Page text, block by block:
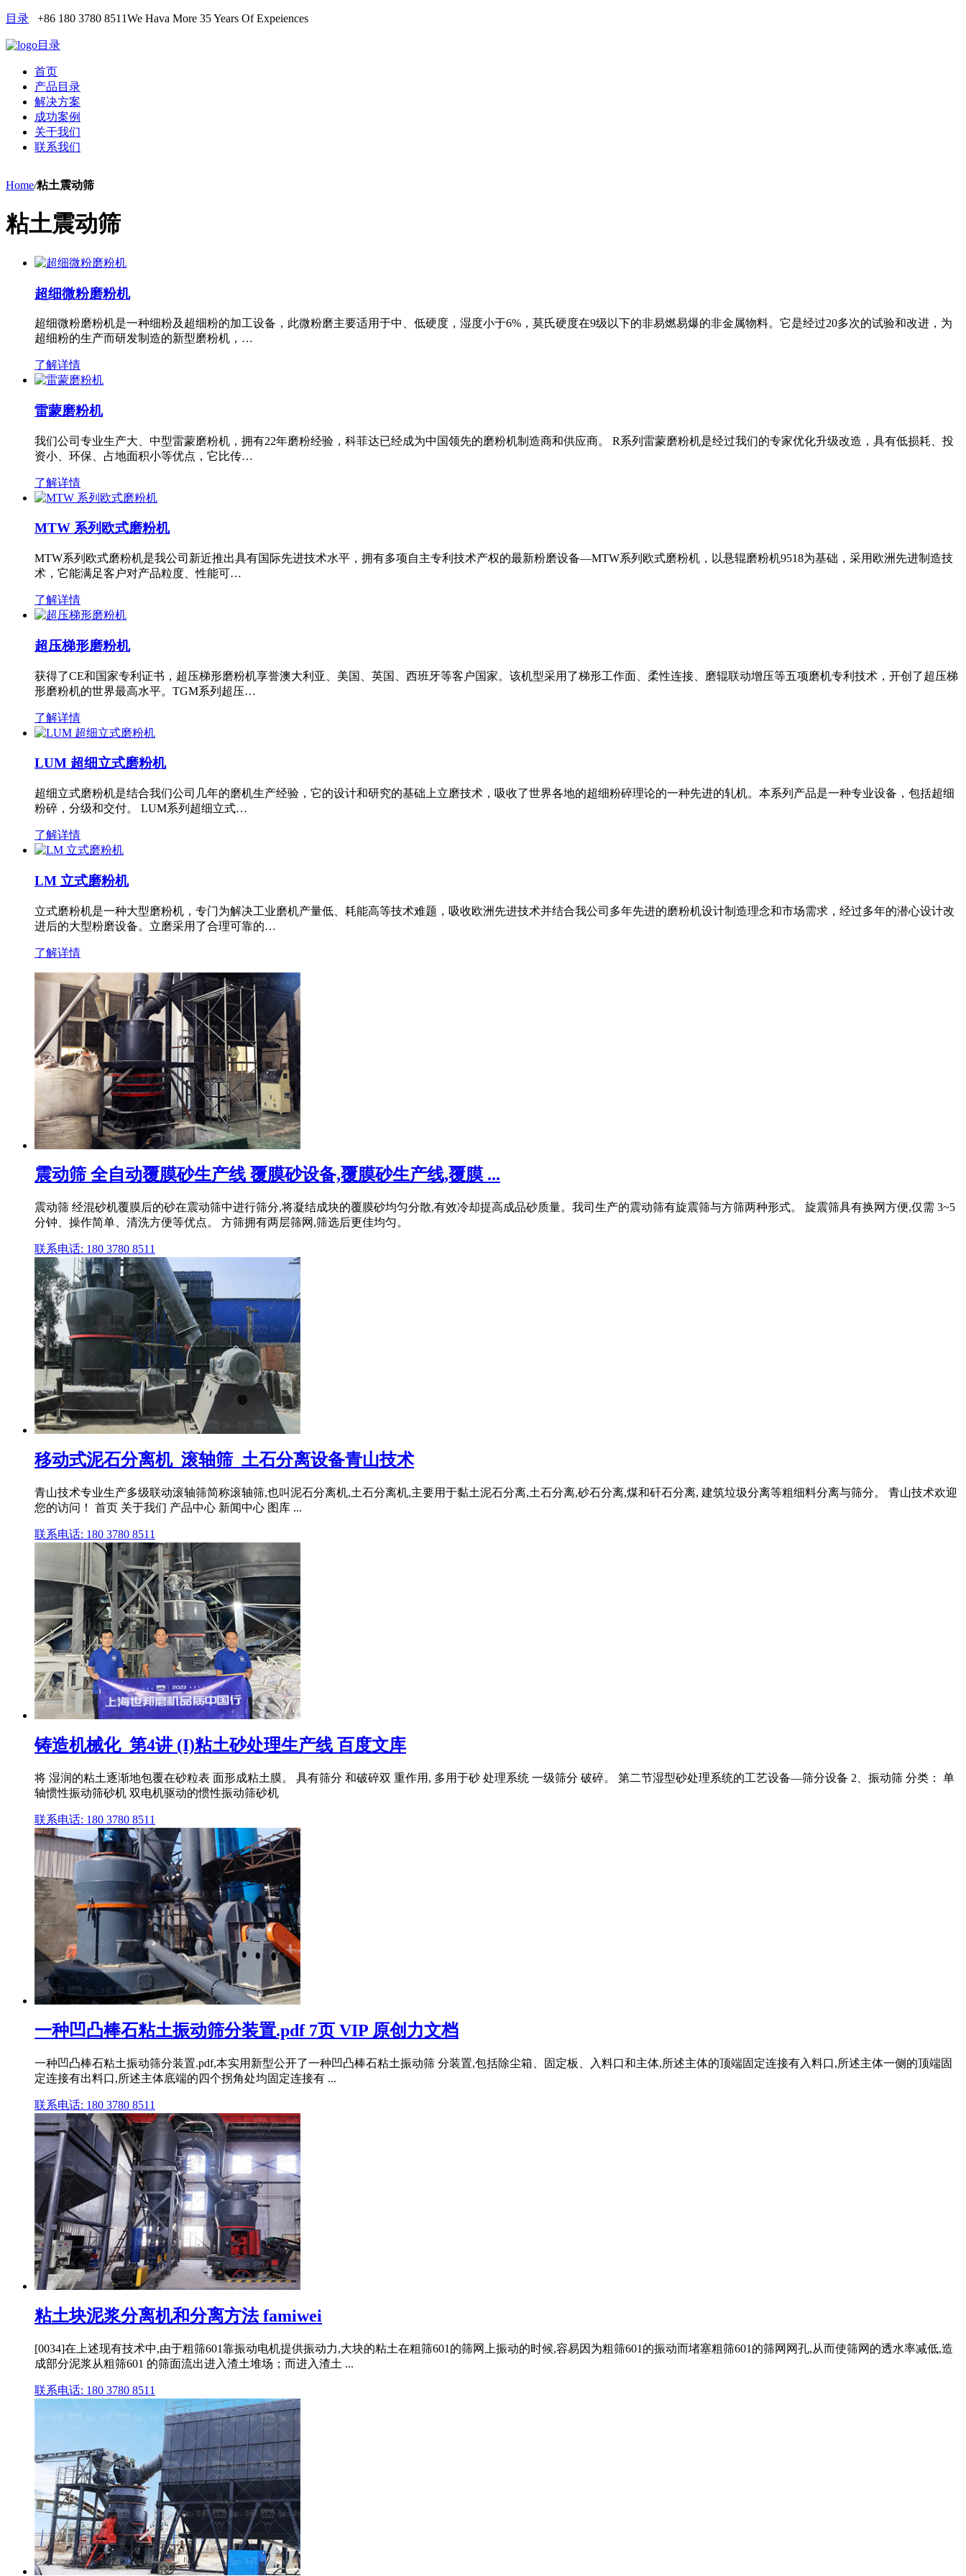
目录 +86 180 3780 8511We Hava More 35 Years Of Expeiences
目录
首页
产品目录
解决方案
成功案例
关于我们
联系我们
Home/粘土震动筛
粘土震动筛
超细微粉磨粉机
超细微粉磨粉机是一种细粉及超细粉的加工设备，此微粉磨主要适用于中、低硬度，湿度小于6%，莫氏硬度在9级以下的非易燃易爆的非金属物料。它是经过20多次的试验和改进，为
超细粉的生产而研发制造的新型磨粉机，…
了解详情
雷蒙磨粉机
我们公司专业生产大、中型雷蒙磨粉机，拥有22年磨粉经验，科菲达已经成为中国领先的磨粉机制造商和供应商。 R系列雷蒙磨粉机是经过我们的专家优化升级改造，具有低损耗、投
资小、环保、占地面积小等优点，它比传…
了解详情
MTW 系列欧式磨粉机
MTW系列欧式磨粉机是我公司新近推出具有国际先进技术水平，拥有多项自主专利技术产权的最新粉磨设备—MTW系列欧式磨粉机，以悬辊磨粉机9518为基础，采用欧洲先进制造技
术，它能满足客户对产品粒度、性能可…
了解详情
超压梯形磨粉机
获得了CE和国家专利证书，超压梯形磨粉机享誉澳大利亚、美国、英国、西班牙等客户国家。该机型采用了梯形工作面、柔性连接、磨辊联动增压等五项磨机专利技术，开创了超压梯
形磨粉机的世界最高水平。TGM系列超压…
了解详情
LUM 超细立式磨粉机
超细立式磨粉机是结合我们公司几年的磨机生产经验，它的设计和研究的基础上立磨技术，吸收了世界各地的超细粉碎理论的一种先进的轧机。本系列产品是一种专业设备，包括超细
粉碎，分级和交付。 LUM系列超细立式…
了解详情
LM 立式磨粉机
立式磨粉机是一种大型磨粉机，专门为解决工业磨机产量低、耗能高等技术难题，吸收欧洲先进技术并结合我公司多年先进的磨粉机设计制造理念和市场需求，经过多年的潜心设计改
进后的大型粉磨设备。立磨采用了合理可靠的…
了解详情
震动筛 全自动覆膜砂生产线 覆膜砂设备,覆膜砂生产线,覆膜 ...
震动筛 经混砂机覆膜后的砂在震动筛中进行筛分,将凝结成块的覆膜砂均匀分散,有效冷却提高成品砂质量。我司生产的震动筛有旋震筛与方筛两种形式。 旋震筛具有换网方便,仅需 3~5
分钟、操作简单、清洗方便等优点。 方筛拥有两层筛网,筛选后更佳均匀。
联系电话: 180 3780 8511
移动式泥石分离机_滚轴筛_土石分离设备青山技术
青山技术专业生产多级联动滚轴筛简称滚轴筛,也叫泥石分离机,土石分离机,主要用于黏土泥石分离,土石分离,砂石分离,煤和矸石分离, 建筑垃圾分离等粗细料分离与筛分。 青山技术欢迎
您的访问！ 首页 关于我们 产品中心 新闻中心 图库 ...
联系电话: 180 3780 8511
铸造机械化_第4讲 (I)粘土砂处理生产线 百度文库
将 湿润的粘土逐渐地包覆在砂粒表 面形成粘土膜。 具有筛分 和破碎双 重作用, 多用于砂 处理系统 一级筛分 破碎。 第二节湿型砂处理系统的工艺设备—筛分设备 2、振动筛 分类： 单
轴惯性振动筛砂机 双电机驱动的惯性振动筛砂机
联系电话: 180 3780 8511
一种凹凸棒石粘土振动筛分装置.pdf 7页 VIP 原创力文档
一种凹凸棒石粘土振动筛分装置.pdf,本实用新型公开了一种凹凸棒石粘土振动筛 分装置,包括除尘箱、固定板、入料口和主体,所述主体的顶端固定连接有入料口,所述主体一侧的顶端固
定连接有出料口,所述主体底端的四个拐角处均固定连接有 ...
联系电话: 180 3780 8511
粘土块泥浆分离机和分离方法 famiwei
[0034]在上述现有技术中,由于粗筛601靠振动电机提供振动力,大块的粘土在粗筛601的筛网上振动的时候,容易因为粗筛601的振动而堵塞粗筛601的筛网网孔,从而使筛网的透水率减低,造
成部分泥浆从粗筛601 的筛面流出进入渣土堆场；而进入渣土 ...
联系电话: 180 3780 8511